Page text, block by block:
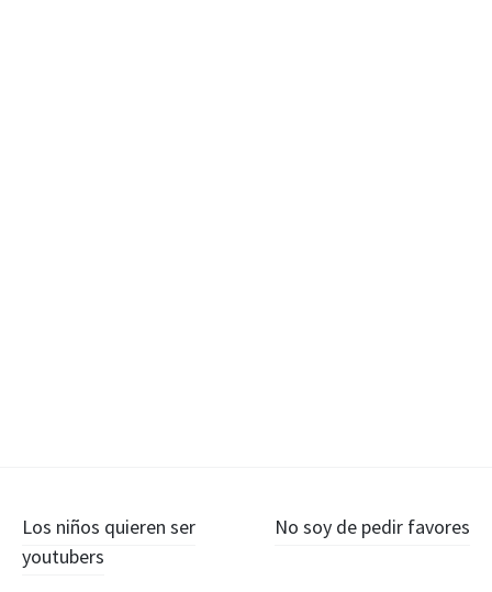
Navegación
de
Los niños quieren ser
youtubers
No soy de pedir favores